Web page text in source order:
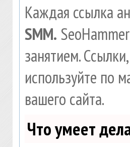
Каждая ссылка
SMM.
занятием.
используйте по
вашего сайта.
Что умеет